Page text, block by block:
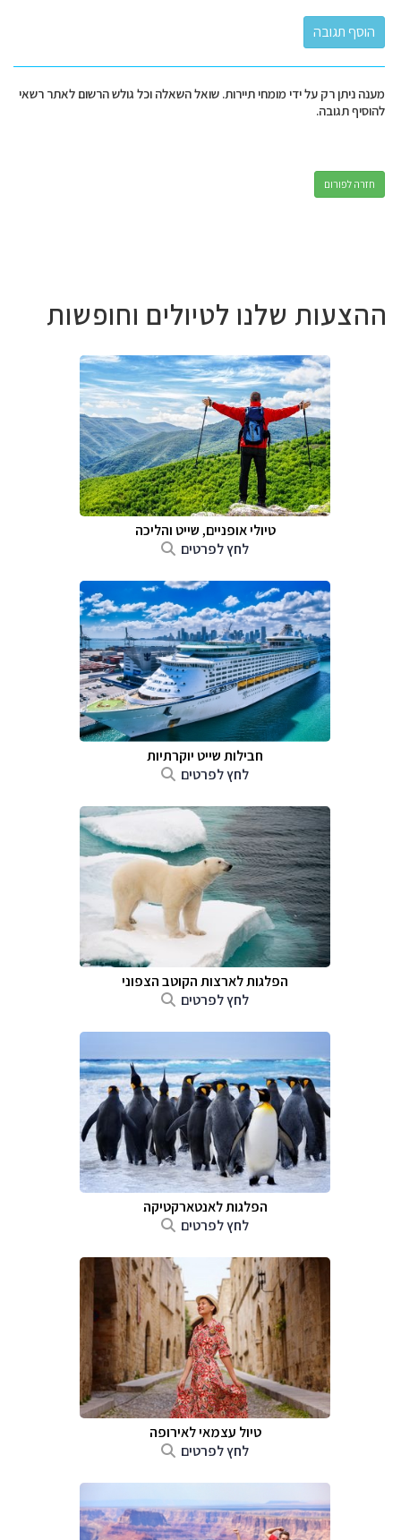
מענה ניתן רק על ידי מומחי תיירות. שואל השאלה וכל גולש הרשום לאתר רשאי
להוסיף תגובה.
חזרה לפורום
ההצעות שלנו לטיולים וחופשות
טיולי אופניים, שייט והליכה
לחץ לפרטים
חבילות שייט יוקרתיות
לחץ לפרטים
הפלגות לארצות הקוטב הצפוני
לחץ לפרטים
הפלגות לאנטארקטיקה
לחץ לפרטים
טיול עצמאי לאירופה
לחץ לפרטים